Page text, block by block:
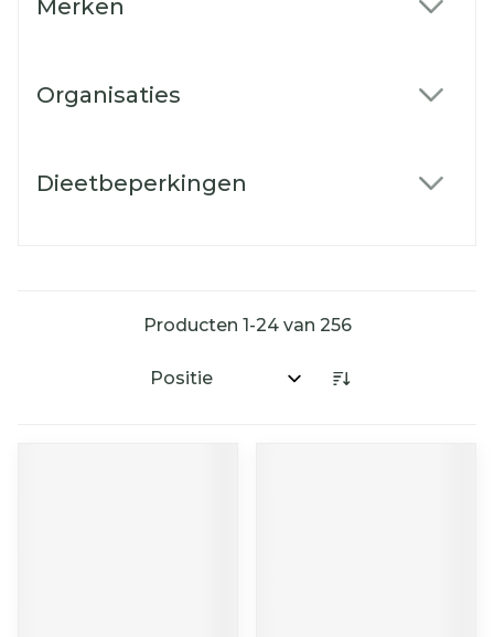
Merken
Organisaties
Dieetbeperkingen
Producten 1-24van 256
Sorteer op: